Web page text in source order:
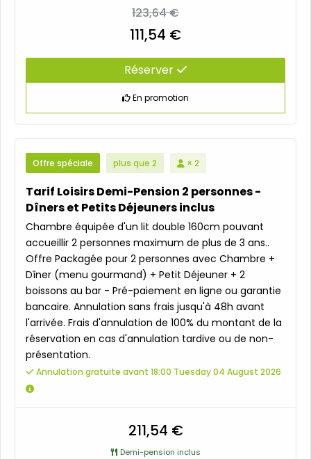
123,64 €
111,54 €
Réserver
En promotion
Offre spéciale plus que 2 × 2
Tarif Loisirs Demi-Pension 2 personnes -
Dîners et Petits Déjeuners inclus
Chambre équipée d'un lit double 160cm pouvant
accueillir 2 personnes maximum de plus de 3 ans..
Offre Packagée pour 2 personnes avec Chambre +
Dîner (menu gourmand) + Petit Déjeuner + 2
boissons au bar - Pré-paiement en ligne ou garantie
bancaire. Annulation sans frais jusqu'à 48h avant
l'arrivée. Frais d'annulation de 100% du montant de la
réservation en cas d'annulation tardive ou de non-
présentation.
Annulation gratuite avant 18:00 Tuesday 04 August 2026
211,54 €
Demi-pension inclus